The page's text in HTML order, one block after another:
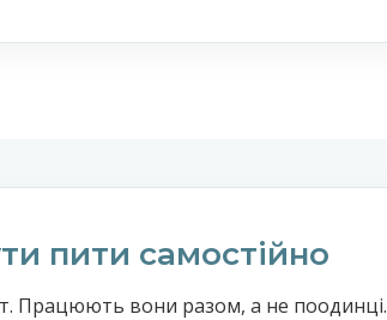
пити самостійно
Працюють вони разом, а не поодинці.